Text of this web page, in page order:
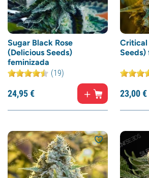
Sugar Black Rose
(Delicious Seeds)
feminizada
(19)
24,95€
Critical
Seeds)
23,00€